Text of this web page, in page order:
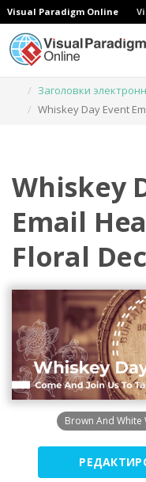
Visual Paradigm Online
Заголовки
Whiskey Day Event
Whiskey
Email
Floral
Brown And White